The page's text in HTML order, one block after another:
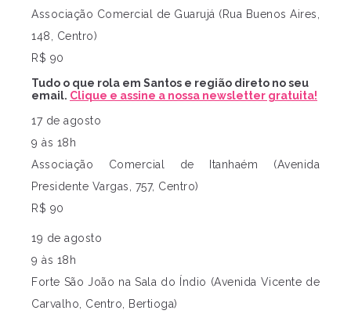
Associação Comercial de Guarujá (Rua Buenos Aires,
148, Centro)
R$ 90
Tudo o que rola em Santos e região direto no seu
email. Clique e assine a nossa newsletter gratuita!
17 de agosto
9 às 18h
Associação Comercial de Itanhaém (Avenida
Presidente Vargas, 757, Centro)
R$ 90
19 de agosto
9 às 18h
Forte São João na Sala do Índio (Avenida Vicente de
Carvalho, Centro, Bertioga)